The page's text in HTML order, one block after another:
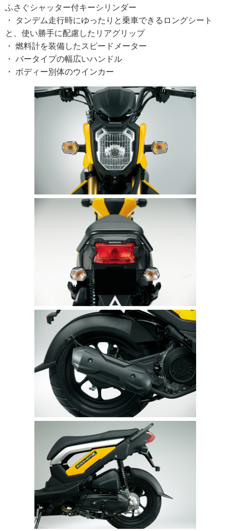
ふさぐシャッター付キーシリンダー
・ タンデム走行時にゆったりと乗車できるロングシート
と、使い勝手に配慮したリアグリップ
・ 燃料計を装備したスピードメーター
・ バータイプの幅広いハンドル
・ ボディー別体のウインカー